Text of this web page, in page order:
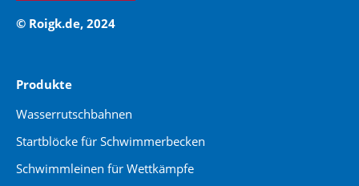
© Roigk.de, 2024
Produkte
Wasserrutschbahnen
Startblöcke für Schwimmerbecken
Schwimmleinen für Wettkämpfe